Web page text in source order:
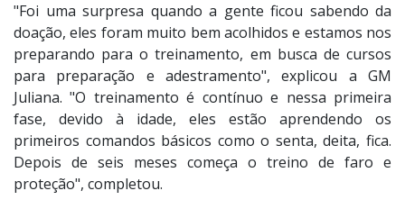
"Foi uma surpresa quando a gente ficou sabendo da
doação, eles foram muito bem acolhidos e estamos nos
preparando para o treinamento, em busca de cursos
para preparação e adestramento", explicou a GM
Juliana. "O treinamento é contínuo e nessa primeira
fase, devido à idade, eles estão aprendendo os
primeiros comandos básicos como o senta, deita, fica.
Depois de seis meses começa o treino de faro e
proteção", completou.